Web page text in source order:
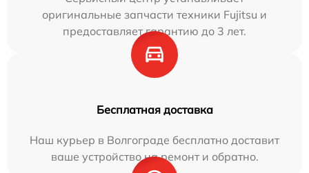
оригинальные запчасти техники Fujitsu и
предоставляет гарантию до 3 лет.
Бесплатная доставка
Наш курьер в Волгограде бесплатно доставит
ваше устройство на ремонт и обратно.